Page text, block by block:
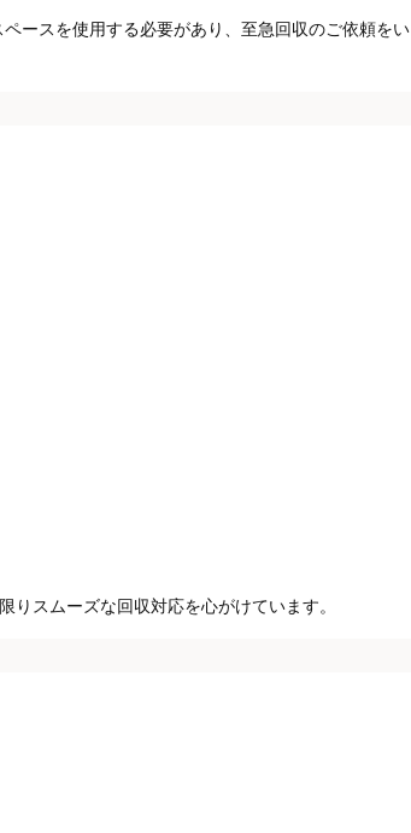
ースを使用する必要があり、至急回収のご依頼をい
スムーズな回収対応を心がけています。